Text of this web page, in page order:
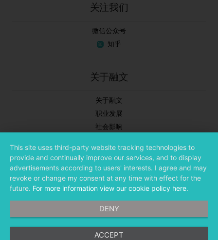
关注我们
微信公众号
知乎
关于融文
关于融文
职业发展
社会影响
合作伙伴
投资者关系
This site uses third-party website tracking technologies to
provide and continually improve our services, and to display
advertisements according to users' interests. I agree and may
revoke or change my consent at any time with effect for the
future. For more information view our cookie policy here.
DENY
ACCEPT